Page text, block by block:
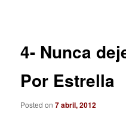
4- Nunca
Por Estrella
Posted on7 abril, 2012